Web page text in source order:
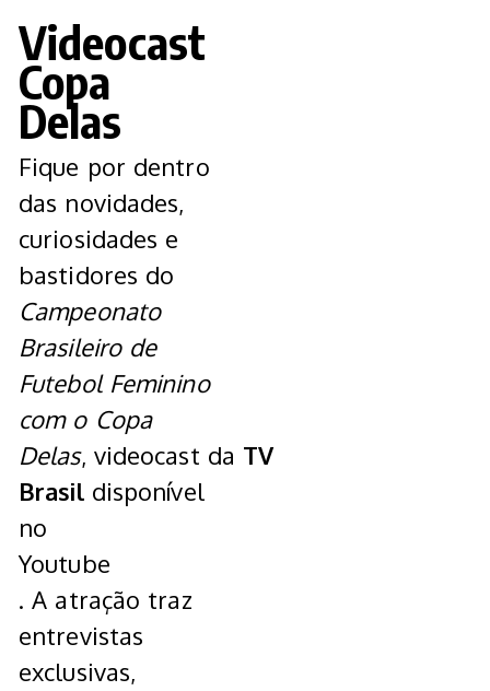
Videocast
Copa
Delas
Fique por dentro
das novidades,
curiosidades e
bastidores do
Campeonato
Brasileiro de
Futebol Feminino
com o Copa
Delas, videocast da TV
Brasildisponível
no
Youtube
. A atração traz
entrevistas
exclusivas,